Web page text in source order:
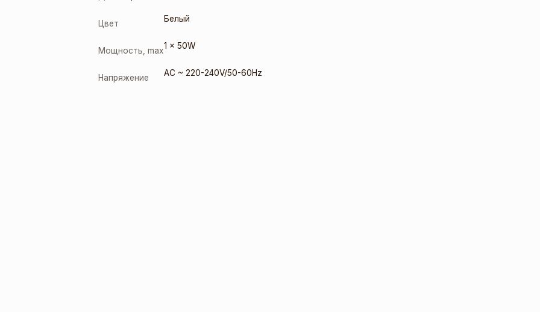
Цвет Белый
Мощность, max1 x 50W
Напряжение AC ~ 220-240V/50-60Hz